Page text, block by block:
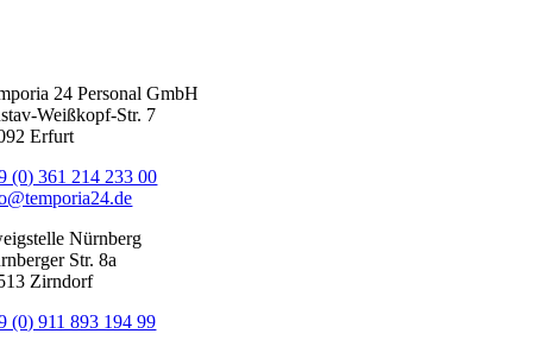
24 Personal GmbH
Weißkopf-Str. 7
Erfurt
(0) 361 214 233 00
Nürnberg
Str. 8a
Zirndorf
(0) 911 893 194 99